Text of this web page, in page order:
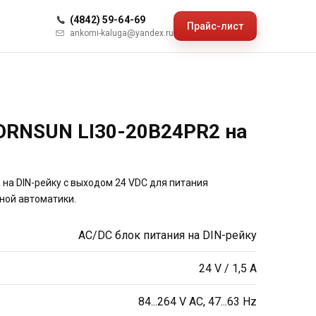
(4842) 59-64-69
ankomi-kaluga@yandex.ru
Прайс-лист
LI30-20B24PR2 на
DIN-рейку с выходом 24 VDC для питания
автоматики.
AC/DC блок питания на DIN-рейку
24 V / 1,5 A
84...264 V AC, 47...63 Hz